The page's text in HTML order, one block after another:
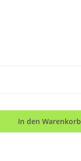
In den Warenkorb